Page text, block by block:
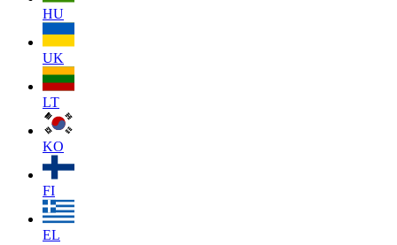
HU
UK
LT
KO
FI
EL